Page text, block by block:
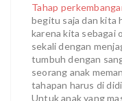
Tahap
begitu saja dan kita
karena kita sebagai
sekali dengan
tumbuh dengan
seorang anak
tahapan harus di
Untuk anak yang